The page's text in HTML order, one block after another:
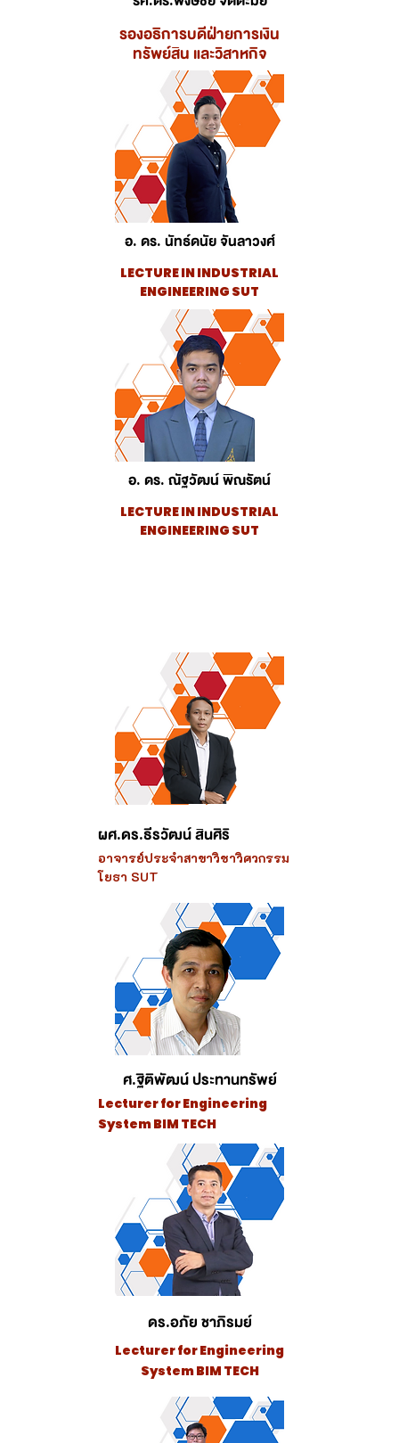
รองอธิการบดีฝ่ายการเงิน
ทรัพย์สิน และวิสาหกิจ
อ. ดร. นัทธ์ดนัย จันลาวงศ์
LECTURE IN INDUSTRIAL
ENGINEERING SUT
อ. ดร. ณัฐวัฒน์ พิณรัตน์
LECTURE IN INDUSTRIAL
ENGINEERING SUT
ผศ.ดร.ธีรวัฒน์ สินศิริ
อาจารย์ประจำสาขาวิชาวิศวกรรม
โยธา SUT
ศ.ฐิติพัฒน์ ประทานทรัพย์
Lecturer for Engineering
System BIM TECH
ดร.อภัย ชาภิรมย์
Lecturer for Engineering
System BIM TECH